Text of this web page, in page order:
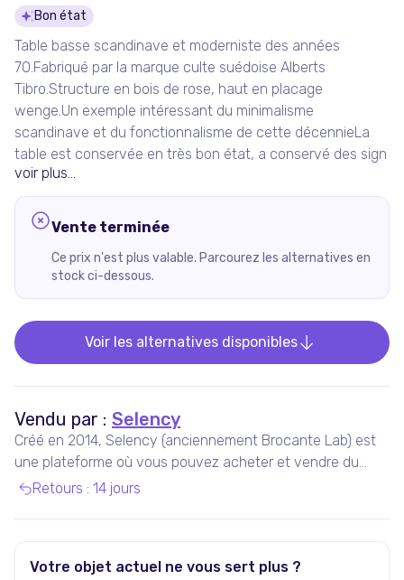
Détails du produit
Bon état
Table basse scandinave et moderniste des années
70.Fabriqué par la marque culte suédoise Alberts
Tibro.Structure en bois de rose, haut en placage
wenge.Un exemple intéressant du minimalisme
scandinave et du fonctionnalisme de cette décennieLa
table est conservée en très bon état, a conservé des sign
voir plus...
Vente terminée
Ce prix n'est plus valable. Parcourez les alternatives en
stock ci-dessous.
Voir les alternatives disponibles
Vendu par : Selency
Créé en 2014, Selency (anciennement Brocante Lab) est
une plateforme où vous pouvez acheter et vendre du
mobilier et des décorations uniques de seconde main,
Retours : 14 jours
Votre objet actuel ne vous sert plus ?